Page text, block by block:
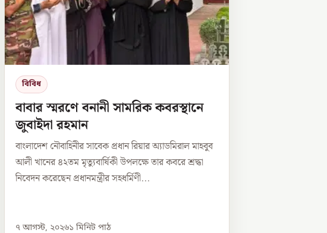
বিবিধ
বাবার স্মরণে বনানী সামরিক কবরস্থানে
জুবাইদা রহমান
বাংলাদেশ নৌবাহিনীর সাবেক প্রধান রিয়ার অ্যাডমিরাল মাহবুব
আলী খানের ৪২তম মৃত্যুবার্ষিকী উপলক্ষে তার কবরে শ্রদ্ধা
নিবেদন করেছেন প্রধানমন্ত্রীর সহধর্মিণী...
৭ আগস্ট, ২০২৬১ মিনিট পাঠ